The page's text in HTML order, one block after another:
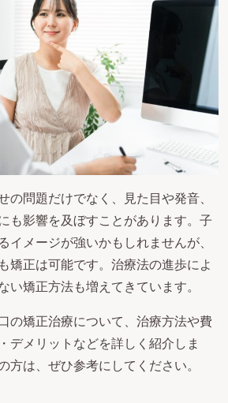
の問題だけでなく、見た目や発音、
も影響を及ぼすことがあります。子
イメージが強いかもしれませんが、
矯正は可能です。治療法の進歩によ
い矯正方法も増えてきています。
の矯正治療について、治療方法や費
デメリットなどを詳しく紹介しま
方は、ぜひ参考にしてください。